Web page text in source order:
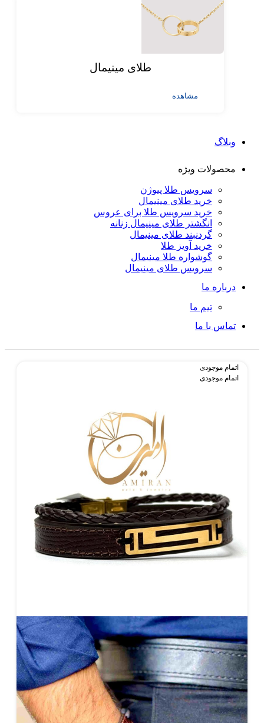
طلای مینیمال
مشاهده
وبلاگ
محصولات ویژه
سرویس طلا پیوژن
خرید طلای مینیمال
خرید سرویس طلا برای عروس
انگشتر طلای مینیمال زنانه
گردنبند طلای مینیمال
خرید آویز طلا
گوشواره طلا مینیمال
سرویس طلای مینیمال
درباره ما
تیم ما
تماس با ما
اتمام موجودی
اتمام موجودی